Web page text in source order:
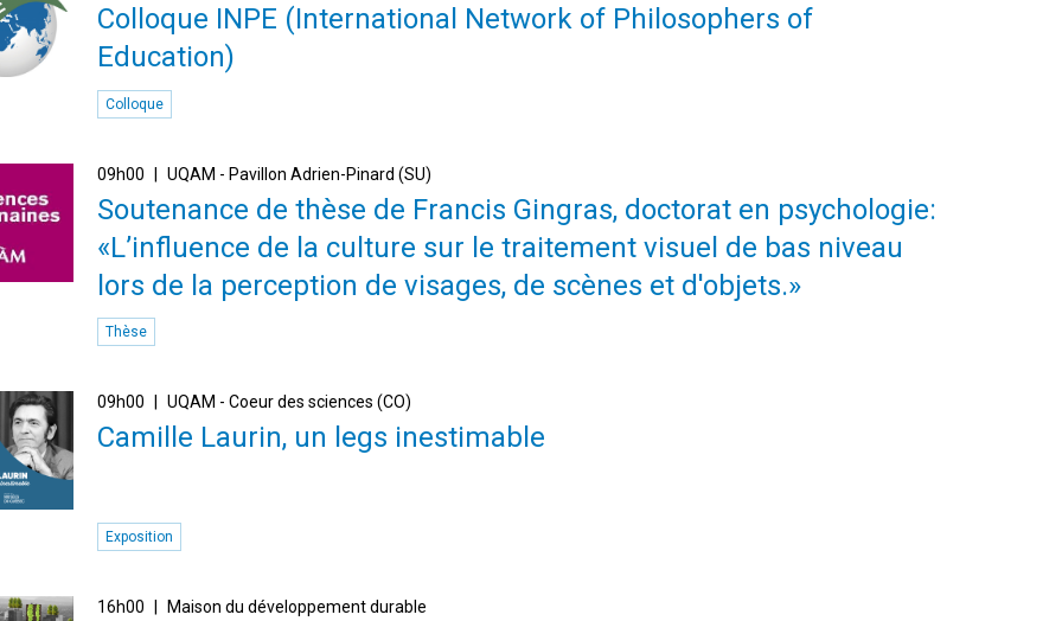
Colloque INPE (International Network of Philosophers of
Education)
Colloque
09h00 UQAM - Pavillon Adrien-Pinard (SU)
Soutenance de thèse de Francis Gingras, doctorat en psychologie:
«L’influence de la culture sur le traitement visuel de bas niveau
lors de la perception de visages, de scènes et d'objets.»
Thèse
09h00 UQAM - Coeur des sciences (CO)
Camille Laurin, un legs inestimable
Exposition
16h00 Maison du développement durable